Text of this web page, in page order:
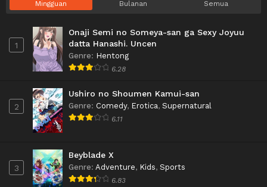
Mingguan Bulanan Semua
1
Onaji Semi no Someya-san ga Sexy Joyuu
datta Hanashi. Uncen
Genre: Hentong
6.28
2
Ushiro no Shoumen Kamui-san
Genre: Comedy, Erotica, Supernatural
6.11
3
Beyblade X
Genre: Adventure, Kids, Sports
6.83